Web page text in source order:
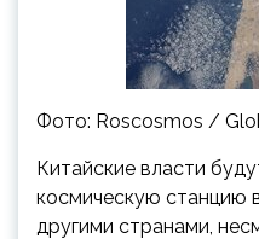
Фото: Roscosmos /
Китайские власти
космическую станцию
другими странами,